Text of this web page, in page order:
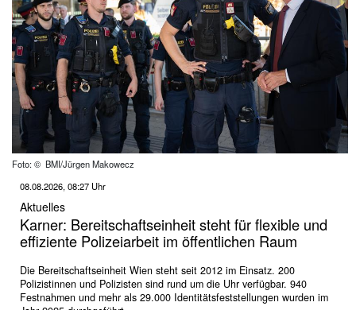
Foto: © BMI/Jürgen Makowecz
08.08.2026, 08:27 Uhr
Aktuelles
Karner: Bereitschaftseinheit steht für flexible und
effiziente Polizeiarbeit im öffentlichen Raum
Die Bereitschaftseinheit Wien steht seit 2012 im Einsatz. 200
Polizistinnen und Polizisten sind rund um die Uhr verfügbar. 940
Festnahmen und mehr als 29.000 Identitätsfeststellungen wurden im